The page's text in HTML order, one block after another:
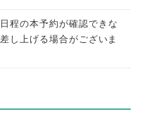
程の本予約が確認できな
し上げる場合がございま